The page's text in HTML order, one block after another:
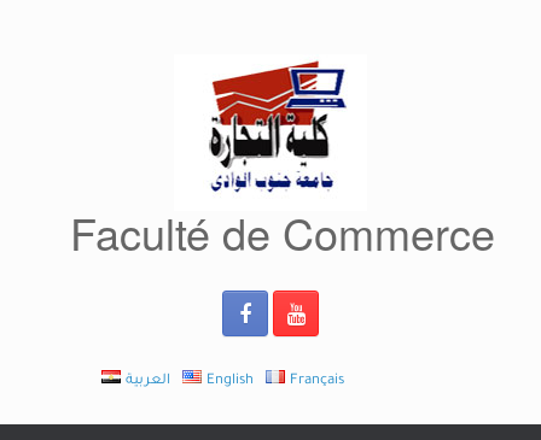
Faculté de Commerce
العربية English Français